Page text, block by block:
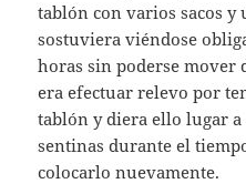
tablón con varios sacos y
sostuviera viéndose
horas sin poderse
era efectuar relevo por
tablón y diera ello lugar a
sentinas durante el
colocarlo nuevamente.